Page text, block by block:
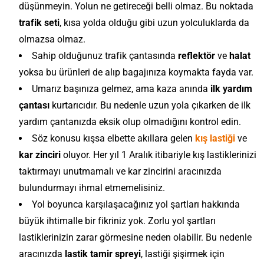
düşünmeyin. Yolun ne getireceği belli olmaz. Bu noktada
trafik seti, kısa yolda olduğu gibi uzun yolculuklarda da
olmazsa olmaz.
Sahip olduğunuz trafik çantasında reflektör ve halat
yoksa bu ürünleri de alıp bagajınıza koymakta fayda var.
Umarız başınıza gelmez, ama kaza anında ilk yardım
çantası kurtarıcıdır. Bu nedenle uzun yola çıkarken de ilk
yardım çantanızda eksik olup olmadığını kontrol edin.
Söz konusu kışsa elbette akıllara gelen kış lastiği ve
kar zinciri oluyor. Her yıl 1 Aralık itibariyle kış lastiklerinizi
taktırmayı unutmamalı ve kar zincirini aracınızda
bulundurmayı ihmal etmemelisiniz.
Yol boyunca karşılaşacağınız yol şartları hakkında
büyük ihtimalle bir fikriniz yok. Zorlu yol şartları
lastiklerinizin zarar görmesine neden olabilir. Bu nedenle
aracınızda lastik tamir spreyi, lastiği şişirmek için